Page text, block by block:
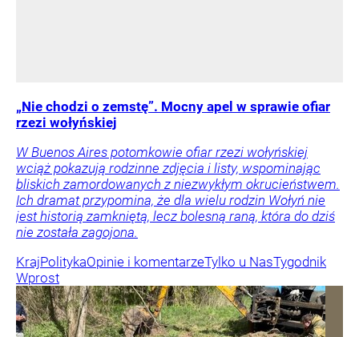
„Nie chodzi o zemstę”. Mocny apel w sprawie ofiar
rzezi wołyńskiej
W Buenos Aires potomkowie ofiar rzezi wołyńskiej
wciąż pokazują rodzinne zdjęcia i listy, wspominając
bliskich zamordowanych z niezwykłym okrucieństwem.
Ich dramat przypomina, że dla wielu rodzin Wołyń nie
jest historią zamkniętą, lecz bolesną raną, która do dziś
nie została zagojona.
KrajPolitykaOpinie i komentarzeTylko u NasTygodnik
Wprost